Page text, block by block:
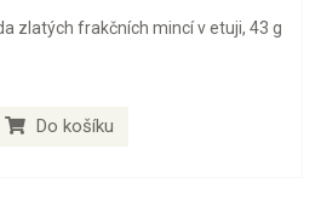
zlatých frakčních mincí v etuji, 43 g
Do košíku